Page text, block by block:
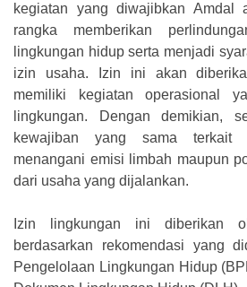
kegiatan yang diwajibkan Amdal
rangka memberikan
lingkungan hidup serta menjadi
izin usaha. Izin ini akan
memiliki kegiatan operasional
lingkungan. Dengan demikian,
kewajiban yang sama terkait
menangani emisi limbah maupun
dari usaha yang dijalankan.
Izin lingkungan ini diberikan
berdasarkan rekomendasi yang
Pengelolaan Lingkungan Hidup